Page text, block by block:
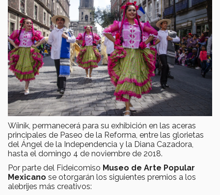
Wíinik, permanecerá para su exhibición en las aceras
principales de Paseo de la Reforma, entre las glorietas
del Ángel de la Independencia y la Diana Cazadora,
hasta el domingo 4 de noviembre de 2018.
Por parte del Fideicomiso Museo de Arte Popular
Mexicano se otorgarán los siguientes premios a los
alebrijes más creativos: